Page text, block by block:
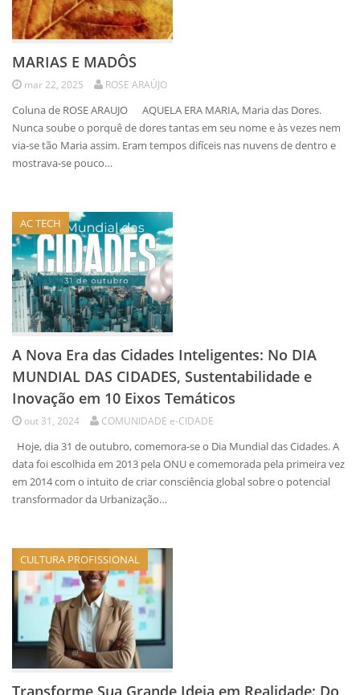
MARIAS E MADÔS
mar 22, 2025 ROSE ARAÚJO
Coluna de ROSE ARAUJO AQUELA ERA MARIA, Maria das Dores.
Nunca soube o porquê de dores tantas em seu nome e às vezes nem
via-se tão Maria assim. Eram tempos difíceis nas nuvens de dentro e
mostrava-se pouco…
AC TECH
A Nova Era das Cidades Inteligentes: No DIA
MUNDIAL DAS CIDADES, Sustentabilidade e
Inovação em 10 Eixos Temáticos
out 31, 2024 COMUNIDADE e-CIDADE
Hoje, dia 31 de outubro, comemora-se o Dia Mundial das Cidades. A
data foi escolhida em 2013 pela ONU e comemorada pela primeira vez
em 2014 com o intuito de criar consciência global sobre o potencial
transformador da Urbanização…
CULTURA PROFISSIONAL
Transforme Sua Grande Ideia em Realidade: Do